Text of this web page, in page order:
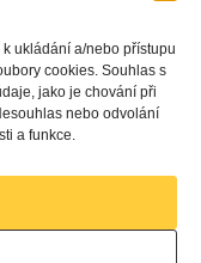
ukládání a/nebo přístupu
cookies. Souhlas s
jako je chování při
nebo odvolání
a funkce.
sezpracováním
sdělení.
údajů